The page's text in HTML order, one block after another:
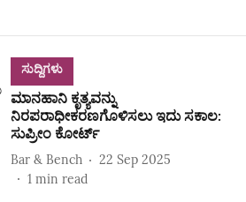
ಸುದ್ದಿಗಳು
ಮಾನಹಾನಿ ಕೃತ್ಯವನ್ನು
ನಿರಪರಾಧೀಕರಣಗೊಳಿಸಲು ಇದು ಸಕಾಲ:
ಸುಪ್ರೀಂ ಕೋರ್ಟ್‌
Bar & Bench
22 Sep 2025
1 min read